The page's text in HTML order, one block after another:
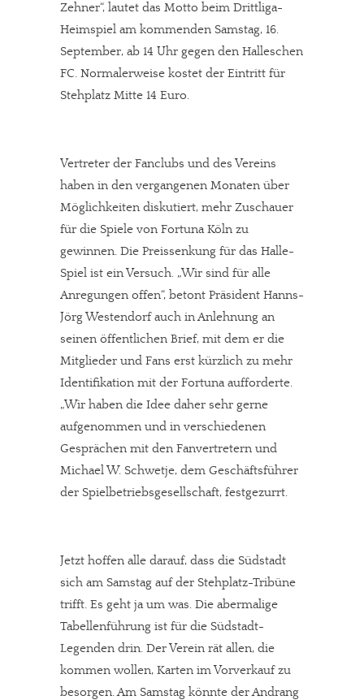
Zehner“, lautet das Motto beim Drittliga-
Heimspiel am kommenden Samstag, 16.
September, ab 14 Uhr gegen den Halleschen
FC. Normalerweise kostet der Eintritt für
Stehplatz Mitte 14 Euro.
Vertreter der Fanclubs und des Vereins
haben in den vergangenen Monaten über
Möglichkeiten diskutiert, mehr Zuschauer
für die Spiele von Fortuna Köln zu
gewinnen. Die Preissenkung für das Halle-
Spiel ist ein Versuch. „Wir sind für alle
Anregungen offen“, betont Präsident Hanns-
Jörg Westendorf auch in Anlehnung an
seinen öffentlichen Brief, mit dem er die
Mitglieder und Fans erst kürzlich zu mehr
Identifikation mit der Fortuna aufforderte.
„Wir haben die Idee daher sehr gerne
aufgenommen und in verschiedenen
Gesprächen mit den Fanvertretern und
Michael W. Schwetje, dem Geschäftsführer
der Spielbetriebsgesellschaft, festgezurrt.
Jetzt hoffen alle darauf, dass die Südstadt
sich am Samstag auf der Stehplatz-Tribüne
trifft. Es geht ja um was. Die abermalige
Tabellenführung ist für die Südstadt-
Legenden drin. Der Verein rät allen, die
kommen wollen, Karten im Vorverkauf zu
besorgen. Am Samstag könnte der Andrang